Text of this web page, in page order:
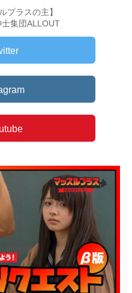
プラスの主】
集団ALLOUT